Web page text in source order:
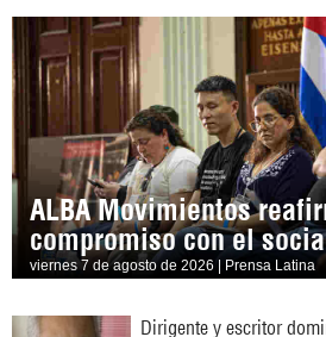
ALBA Movimientos
compromiso con el
viernes 7 de agosto de 2026 | Prensa Latina
Dirigente y escritor